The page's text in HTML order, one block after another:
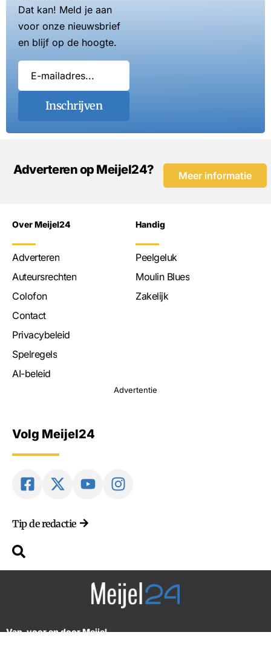
Dat kan! Meld je aan
voor onze nieuwsbrief
en blijf op de hoogte.
Inschrijven
Adverteren op Meijel24? Meer informatie
Over Meijel24
Adverteren
Auteursrechten
Colofon
Contact
Privacybeleid
Spelregels
AI-beleid
Handig
Peelgeluk
Moulin Blues
Zakelijk
Advertentie
Volg Meijel24
Tip de redactie
Van, voor en door Meijel